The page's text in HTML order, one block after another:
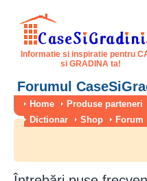
Informatie si inspiratie pentru
si GRADINA ta!
Forumul
Home Produse parteneri
Dictionar
Shop Forum